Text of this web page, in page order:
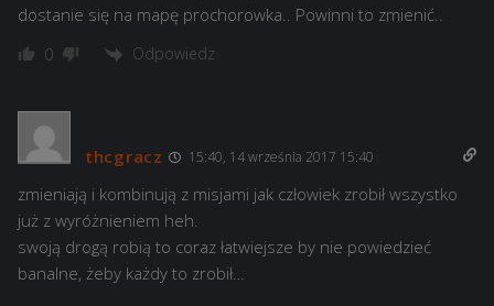
dostanie się na mapę prochorowka.. Powinni to zmienić..
0 Odpowiedz
thcgracz 15:40, 14 września 2017 15:40
zmieniają i kombinują z misjami jak człowiek zrobił wszystko
już z wyróżnieniem heh.
swoją drogą robią to coraz łatwiejsze by nie powiedzieć
banalne, żeby każdy to zrobił…